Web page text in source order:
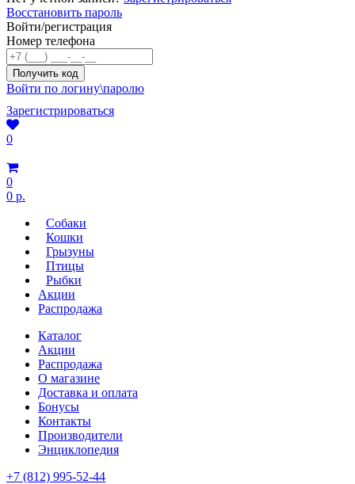
Восстановить пароль
Войти/регистрация
Номер телефона
Войти по логину\паролю
Зарегистрироваться
0
0
0 р.
Собаки
Кошки
Грызуны
Птицы
Рыбки
Акции
Распродажа
Каталог
Акции
Распродажа
О магазине
Доставка и оплата
Бонусы
Контакты
Производители
Энциклопедия
+7 (812) 995-52-44